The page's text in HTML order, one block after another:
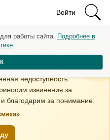
Войти
технические работы
кратковременные перебои в
недоступность
извинения за
благодарим за понимание.
работы сайта. Подробнее в
.